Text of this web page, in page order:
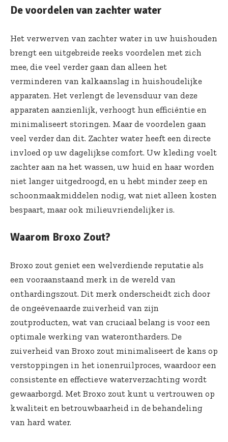
De voordelen van zachter water
Het verwerven van zachter water in uw huishouden
brengt een uitgebreide reeks voordelen met zich
mee, die veel verder gaan dan alleen het
verminderen van kalkaanslag in huishoudelijke
apparaten. Het verlengt de levensduur van deze
apparaten aanzienlijk, verhoogt hun efficiëntie en
minimaliseert storingen. Maar de voordelen gaan
veel verder dan dit. Zachter water heeft een directe
invloed op uw dagelijkse comfort. Uw kleding voelt
zachter aan na het wassen, uw huid en haar worden
niet langer uitgedroogd, en u hebt minder zeep en
schoonmaakmiddelen nodig, wat niet alleen kosten
bespaart, maar ook milieuvriendelijker is.
Waarom Broxo Zout?
Broxo zout geniet een welverdiende reputatie als
een vooraanstaand merk in de wereld van
onthardingszout. Dit merk onderscheidt zich door
de ongeëvenaarde zuiverheid van zijn
zoutproducten, wat van cruciaal belang is voor een
optimale werking van waterontharders. De
zuiverheid van Broxo zout minimaliseert de kans op
verstoppingen in het ionenruilproces, waardoor een
consistente en effectieve waterverzachting wordt
gewaarborgd. Met Broxo zout kunt u vertrouwen op
kwaliteit en betrouwbaarheid in de behandeling
van hard water.